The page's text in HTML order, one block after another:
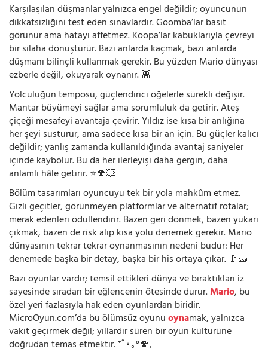
Karşılaşılan düşmanlar yalnızca engel değildir; oyuncunun
dikkatsizliğini test eden sınavlardır. Goomba’lar basit
görünür ama hatayı affetmez. Koopa’lar kabuklarıyla çevreyi
bir silaha dönüştürür. Bazı anlarda kaçmak, bazı anlarda
düşmanı bilinçli kullanmak gerekir. Bu yüzden Mario dünyası
ezberle değil, okuyarak oynanır. 👾
Yolculuğun temposu, güçlendirici öğelerle sürekli değişir.
Mantar büyümeyi sağlar ama sorumluluk da getirir. Ateş
çiçeği mesafeyi avantaja çevirir. Yıldız ise kısa bir anlığına
her şeyi susturur, ama sadece kısa bir an için. Bu güçler kalıcı
değildir; yanlış zamanda kullanıldığında avantaj saniyeler
içinde kaybolur. Bu da her ilerleyişi daha gergin, daha
anlamlı hâle getirir. ⭐🍄💥
Bölüm tasarımları oyuncuyu tek bir yola mahkûm etmez.
Gizli geçitler, görünmeyen platformlar ve alternatif rotalar;
merak edenleri ödüllendirir. Bazen geri dönmek, bazen yukarı
çıkmak, bazen de risk alıp kısa yolu denemek gerekir. Mario
dünyasının tekrar tekrar oynanmasının nedeni budur: Her
denemede başka bir detay, başka bir his ortaya çıkar. 🚩🧱
Bazı oyunlar vardır; temsil ettikleri dünya ve bıraktıkları iz
sayesinde sıradan bir eğlencenin ötesinde durur.Mario, bu
özel yeri fazlasıyla hak eden oyunlardan biridir.
MicroOyun.com’da bu ölümsüz oyunuoynamak, yalnızca
vakit geçirmek değil; yıllardır süren bir oyun kültürüne
doğrudan temas etmektir. ⁺˚⋆｡°🍄₊